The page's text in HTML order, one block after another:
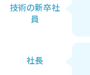
技術の新卒社
員
社長